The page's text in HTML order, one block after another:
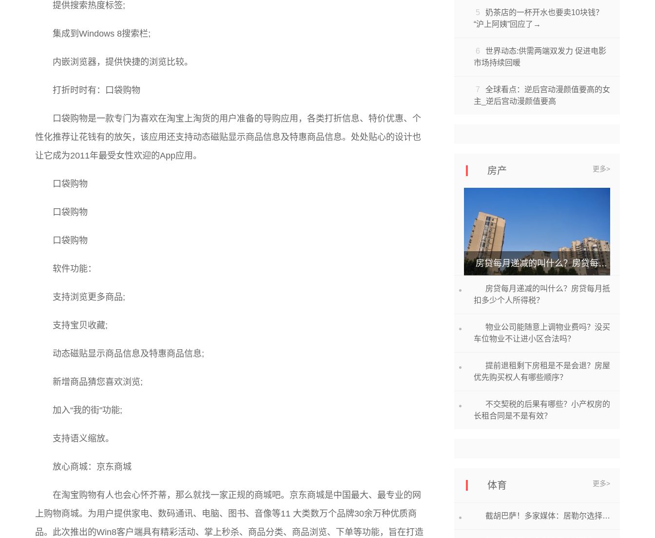
提供搜索热度标签;
集成到Windows 8搜索栏;
内嵌浏览器，提供快捷的浏览比较。
打折时时有：口袋购物
口袋购物是一款专门为喜欢在淘宝上淘货的用户准备的导购应用，各类打折信息、特价优惠、个
性化推荐让花钱有的放矢，该应用还支持动态磁贴显示商品信息及特惠商品信息。处处贴心的设计也
让它成为2011年最受女性欢迎的App应用。
口袋购物
口袋购物
口袋购物
软件功能：
支持浏览更多商品;
支持宝贝收藏;
动态磁贴显示商品信息及特惠商品信息;
新增商品猜您喜欢浏览;
加入“我的街"功能;
支持语义缩放。
放心商城：京东商城
在淘宝购物有人也会心怀芥蒂，那么就找一家正规的商城吧。京东商城是中国最大、最专业的网
上购物商城。为用户提供家电、数码通讯、电脑、图书、音像等11 大类数万个品牌30余万种优质商
品。此次推出的Win8客户端具有精彩活动、掌上秒杀、商品分类、商品浏览、下单等功能，旨在打造
5
奶茶店的一杯开水也要卖10块钱？
“沪上阿姨”回应了→
6
世界动态:供需两端双发力 促进电影
市场持续回暖
7
全球看点：逆后宫动漫颜值要高的女
主_逆后宫动漫颜值要高
房产 更多>
房贷每月递减的叫什么？房贷每月抵扣多少个人所得税？
房贷每月递减的叫什么？房贷每月抵
扣多少个人所得税？
物业公司能随意上调物业费吗？没买
车位物业不让进小区合法吗？
提前退租剩下房租是不是会退？房屋
优先购买权人有哪些顺序？
不交契税的后果有哪些？小产权房的
长租合同是不是有效？
体育 更多>
截胡巴萨！多家媒体：居勒尔选择加盟皇马，转会费约为2000万欧